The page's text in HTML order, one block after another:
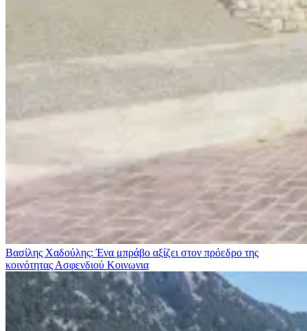
Βασίλης Χαδούλης: Ένα μπράβο αξίζει στον πρόεδρο της
κοινότητας Ασφενδιού Κοινωνια